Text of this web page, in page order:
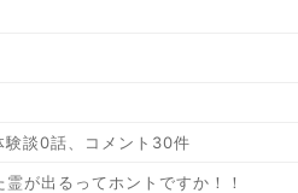
談0話、コメント30件
が出るってホントですか！！